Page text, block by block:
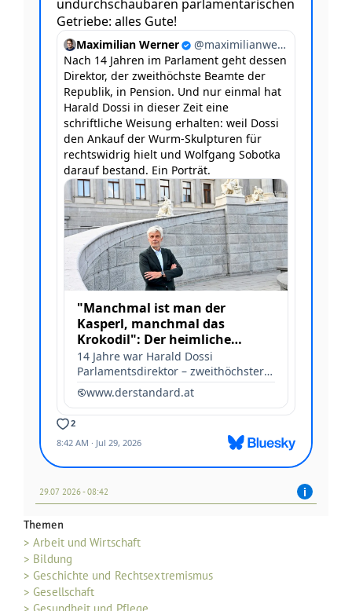
29.07 2026 - 08:42
Themen
> Arbeit und Wirtschaft
> Bildung
> Geschichte und Rechtsextremismus
> Gesellschaft